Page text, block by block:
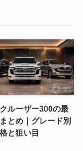
ルーザー300の最
とめ｜グレード別
と狙い目